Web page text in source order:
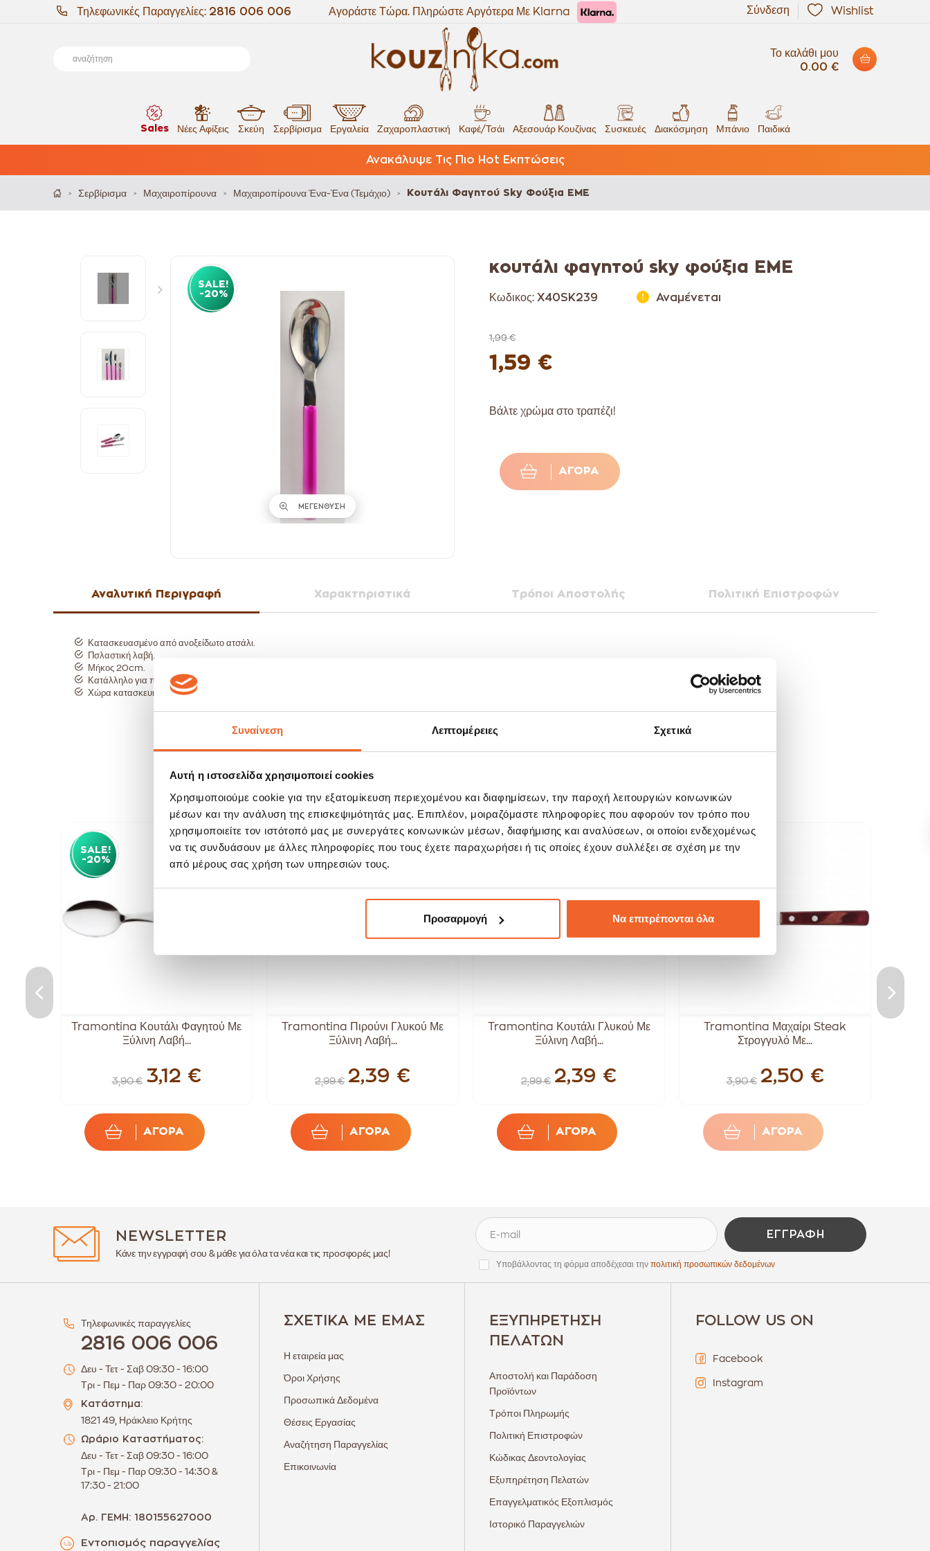
Συναίνεση Λεπτομέρειες Σχετικά
Αυτή η ιστοσελίδα χρησιμοποιεί cookies
Χρησιμοποιούμε cookie για την εξατομίκευση περιεχομένου και διαφημίσεων, την παροχή λειτουργιών κοινωνικών
μέσων και την ανάλυση της επισκεψιμότητάς μας. Επιπλέον, μοιραζόμαστε πληροφορίες που αφορούν τον τρόπο που
χρησιμοποιείτε τον ιστότοπό μας με συνεργάτες κοινωνικών μέσων, διαφήμισης και αναλύσεων, οι οποίοι ενδεχομένως
να τις συνδυάσουν με άλλες πληροφορίες που τους έχετε παραχωρήσει ή τις οποίες έχουν συλλέξει σε σχέση με την
από μέρους σας χρήση των υπηρεσιών τους.
Προσαρμογή Να επιτρέπονται όλα
Τηλεφωνικές Παραγγελίες: 2816 006 006 Αγοράστε Τώρα. Πληρώστε Αργότερα Με Klarna Wishlist
Σύνδεση
Το καλάθι μου
0.00 €
Sales Νέες Αφίξεις Σκεύη Σερβίρισμα Εργαλεία Ζαχαροπλαστική Καφέ/Τσάι Αξεσουάρ Κουζίνας Συσκευές Διακόσμηση Μπάνιο Παιδικά
Ανακάλυψε Τις Πιο Hot Εκπτώσεις
> Σερβίρισμα > Μαχαιροπίρουνα > Μαχαιροπίρουνα Ένα-Ένα (Τεμάχιο) > Κουτάλι Φαγητού Sky Φούξια EME
SALE!
-20%
ΜΕΓΕΝΘΥΣΗ
κουτάλι φαγητού sky φούξια EME
Κωδικος: X40SK239 Αναμένεται
1,99 €
1,59 €
Βάλτε χρώμα στο τραπέζι!
ΑΓΟΡΆ
Αναλυτική Περιγραφή Χαρακτηριστικά Τρόποι Αποστολής Πολιτική Επιστροφών
Κατασκευασμένο από ανοξείδωτο ατσάλι.
Πσλαστική λαβή.
Μήκος 20cm.
Κατάλληλο για πλυντήριο πιάτων.
Χώρα κατασκευής Ιταλία.
ΣΧΕΤΙΚΆ ΠΡΟΪΌΝΤΑ
SALE!
-20%
Tramontina Κουτάλι Φαγητού Με
Ξύλινη Λαβή...
3,90 € 3,12 €
ΑΓΟΡΑ
SALE!
Tramontina Πιρούνι Γλυκού Με
Ξύλινη Λαβή...
2,99 € 2,39 €
ΑΓΟΡΑ
SALE!
Tramontina Κουτάλι Γλυκού Με
Ξύλινη Λαβή...
2,99 € 2,39 €
ΑΓΟΡΑ
SALE!
Tramontina Μαχαίρι Steak
Στρογγυλό Με...
3,90 € 2,50 €
ΑΓΟΡΑ
NEWSLETTER
Κάνε την εγγραφή σου & μάθε για όλα τα νέα και τις προσφορές μας!
ΕΓΓΡΑΦΉ
Υποβάλλοντας τη φόρμα αποδέχεσαι την πολιτική προσωπικών δεδομένων
Τηλεφωνικές παραγγελίες
2816 006 006
Δευ - Τετ - Σαβ 09:30 - 16:00
Τρι - Πεμ - Παρ 09:30 - 20:00
Κατάστημα:
1821 49, Ηράκλειο Κρήτης
Ωράριο Καταστήματος:
Δευ - Τετ - Σαβ 09:30 - 16:00
Τρι - Πεμ - Παρ 09:30 - 14:30 &
17:30 - 21:00
Αρ. ΓΕΜΗ: 180155627000
Εντοπισμός παραγγελίας
ΣΧΕΤΙΚΆ ΜΕ ΕΜΆΣ
Η εταιρεία μας
Όροι Χρήσης
Προσωπικά Δεδομένα
Θέσεις Εργασίας
Αναζήτηση Παραγγελίας
Επικοινωνία
ΕΞΥΠΗΡΈΤΗΣΗ
ΠΕΛΑΤΏΝ
Αποστολή και Παράδοση
Προϊόντων
Τρόποι Πληρωμής
Πολιτική Επιστροφών
Κώδικας Δεοντολογίας
Εξυπηρέτηση Πελατών
Επαγγελματικός Εξοπλισμός
Ιστορικό Παραγγελιών
FOLLOW US ON
Facebook
Instagram